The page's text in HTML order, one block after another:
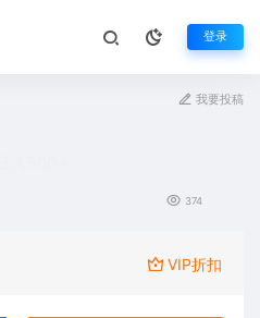
登录
我要投稿
374
VIP折扣